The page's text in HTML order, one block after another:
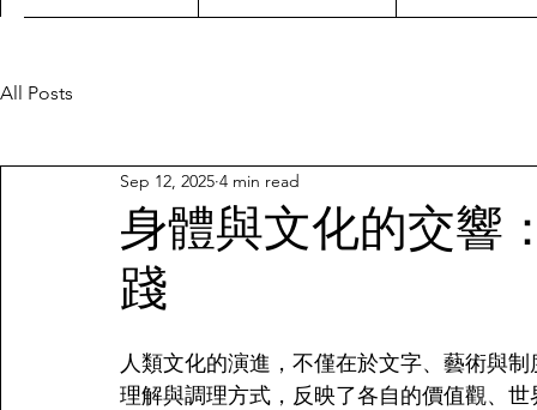
All Posts
身體與文化的交響
踐
Sep 12, 2025 4 min read
人類文化的演進，不僅在於文字、藝術與
理解與調理方式，反映了各自的價值觀、